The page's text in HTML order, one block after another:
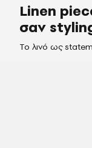
Linen
σαν
Το λινό ως